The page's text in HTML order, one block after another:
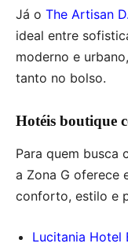
Já o The Artisan
ideal entre
moderno e
tanto no bolso.
Hotéis boutique
Para quem busca
a Zona G oferece
conforto, estilo e
Lucitania Hotel